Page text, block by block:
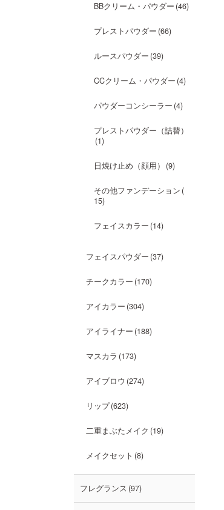
BBクリーム・パウダー 46
プレストパウダー 66
ルースパウダー 39
CCクリーム・パウダー 4
パウダーコンシーラー 4
プレストパウダー（詰替）
1
日焼け止め（顔用） 9
その他ファンデーション
15
フェイスカラー 14
フェイスパウダー 37
チークカラー 170
アイカラー 304
アイライナー 188
マスカラ 173
アイブロウ 274
リップ 623
二重まぶたメイク 19
メイクセット 8
フレグランス 97